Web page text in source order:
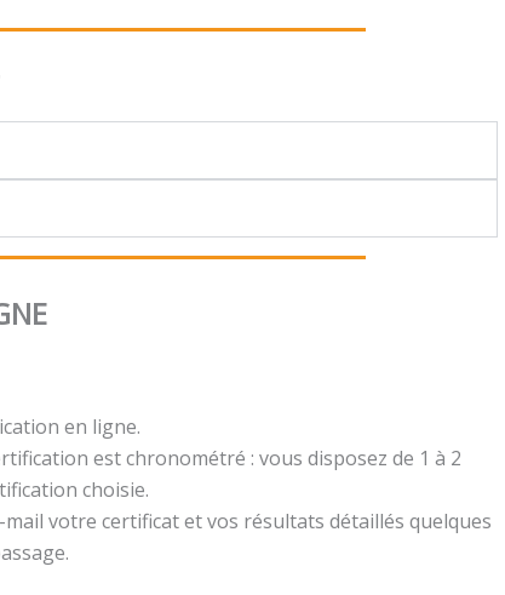
en ligne.
est chronométré : vous disposez de 1 à 2
choisie.
mail votre certificat et vos résultats détaillés quelques